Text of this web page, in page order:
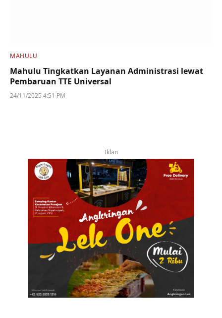
MAHULU
Mahulu Tingkatkan Layanan Administrasi lewat
Pembaruan TTE Universal
24/11/2025 4:51 PM
Iklan